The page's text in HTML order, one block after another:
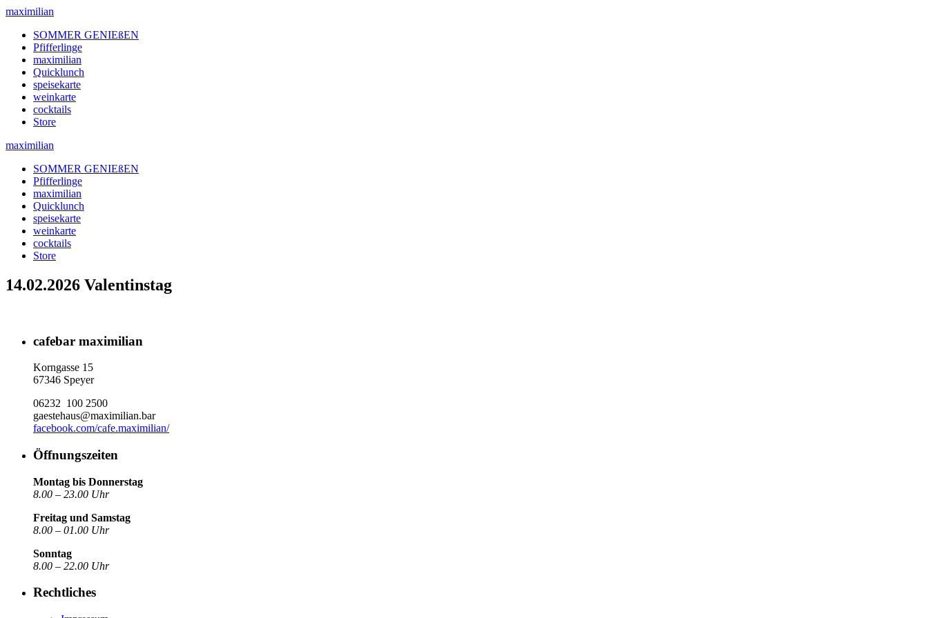
maximilian
SOMMER GENIEßEN
Pfifferlinge
maximilian
Quicklunch
speisekarte
weinkarte
cocktails
Store
maximilian
SOMMER GENIEßEN
Pfifferlinge
maximilian
Quicklunch
speisekarte
weinkarte
cocktails
Store
14.02.2026 Valentinstag
cafebar maximilian
Korngasse 15
67346 Speyer
06232 100 2500
gaestehaus@maximilian.bar
facebook.com/cafe.maximilian/
Öffnungszeiten
Montag bis Donnerstag
8.00 – 23.00 Uhr
Freitag und Samstag
8.00 – 01.00 Uhr
Sonntag
8.00 – 22.00 Uhr
Rechtliches